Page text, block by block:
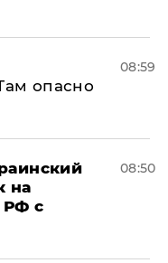
опасно
08:59
на
РФ с
08:50